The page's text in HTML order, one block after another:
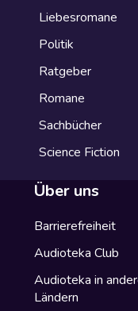
Liebesromane
Politik
Ratgeber
Romane
Sachbücher
Science Fiction
Über uns
Barrierefreiheit
Audioteka Club
Audioteka in
Ländern